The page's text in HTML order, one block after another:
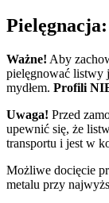
Pielęgnacja:
Ważne! Aby
pielęgnować listwy
mydłem. Profili
Uwaga! Przed
upewnić się, że
transportu i jest w
Możliwe docięcie
metalu przy